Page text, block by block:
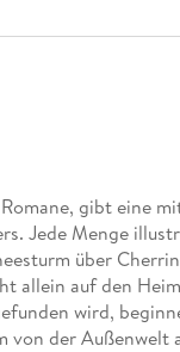
gibt eine
Jede Menge
über
allein auf den
wird,
der Außenwelt